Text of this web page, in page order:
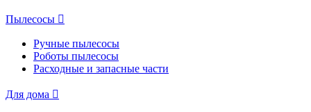
Пылесосы
Ручные пылесосы
Роботы пылесосы
Расходные и запасные части
Для дома